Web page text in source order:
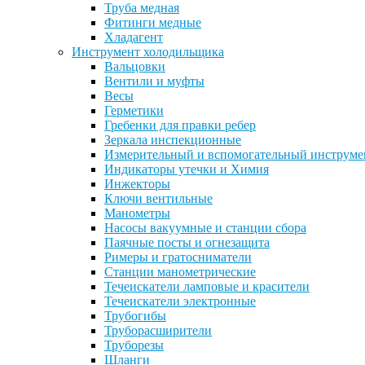
Труба медная
Фитинги медные
Хладагент
Инструмент холодильщика
Вальцовки
Вентили и муфты
Весы
Герметики
Гребенки для правки ребер
Зеркала инспекционные
Измерительный и вспомогательный
Индикаторы утечки и Химия
Инжекторы
Ключи вентильные
Манометры
Насосы вакуумные и станции сбора
Паячные посты и огнезащита
Римеры и гратосниматели
Станции манометрические
Течеискатели ламповые и красители
Течеискатели электронные
Трубогибы
Труборасширители
Труборезы
Шланги